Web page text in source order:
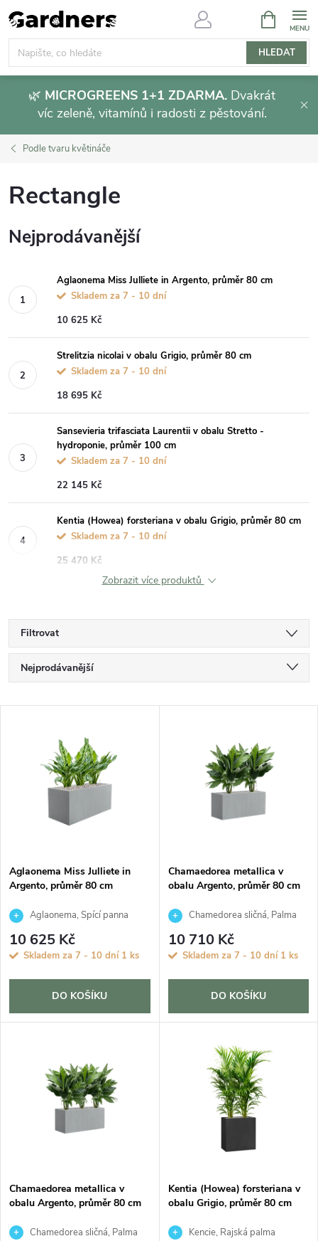
Přejít
na
obsah
HLEDAT
NÁKUPNÍ
KOŠÍK
🌿 MICROGREENS 1+1 ZDARMA. Dvakrát
víc zeleně, vitamínů i radosti z pěstování.
Podle tvaru květináče
Rectangle
Nejprodávanější
Aglaonema Miss Julliete in Argento, průměr 80 cm
Skladem za 7 - 10 dní
10 625 Kč
Strelitzia nicolai v obalu Grigio, průměr 80 cm
Skladem za 7 - 10 dní
18 695 Kč
Sansevieria trifasciata Laurentii v obalu Stretto -
hydroponie, průměr 100 cm
Skladem za 7 - 10 dní
22 145 Kč
Kentia (Howea) forsteriana v obalu Grigio, průměr 80 cm
Skladem za 7 - 10 dní
25 470 Kč
Zobrazit více produktů
Filtrovat
Ř
a
p
r
o
d
u
Nejprodávanější
Abecedně
s
p
r
o
d
Aglaonema Miss Julliete in
Argento, průměr 80 cm
Aglaonema, Spící panna
10 625 Kč
Skladem za 7 - 10 dní 1 ks
DO KOŠÍKU
Chamaedorea metallica v
obalu Argento, průměr 80 cm
Chamedorea sličná, Palma
horská, Oštěpuška nádherná
10 710 Kč
Skladem za 7 - 10 dní 1 ks
DO KOŠÍKU
Chamaedorea metallica v
obalu Argento, průměr 80 cm
Chamedorea sličná, Palma
Kentia (Howea) forsteriana v
obalu Grigio, průměr 80 cm
Kencie, Rajská palma